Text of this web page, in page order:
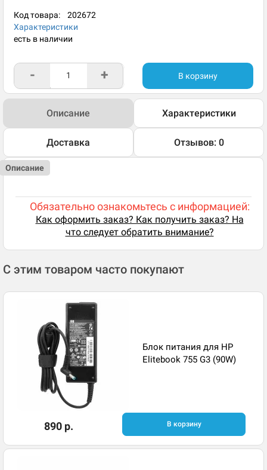
Код товара: 202672
Характеристики
есть в наличии
- + В корзину
Описание Характеристики
Доставка Отзывов: 0
Описание
Обязательно ознакомьтесь с информацией:
Как оформить заказ? Как получить заказ? На
что следует обратить внимание?
С этим товаром часто покупают
Блок питания для HP
Elitebook 755 G3 (90W)
890 р. В корзину